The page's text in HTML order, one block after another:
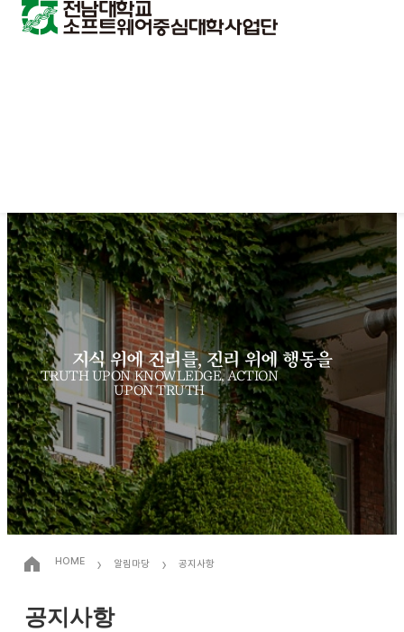
지식 위에 진리를, 진리 위에 행동을
TRUTH UPON KNOWLEDGE, ACTION
UPON TRUTH
HOME › 알림마당 › 공지사항
공지사항